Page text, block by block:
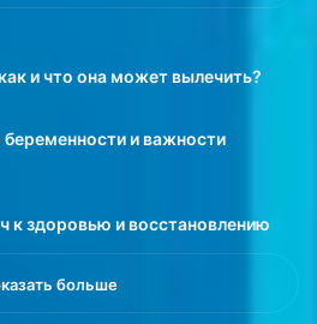
и что она может вылечить?
и важности
здоровью и восстановлению
больше